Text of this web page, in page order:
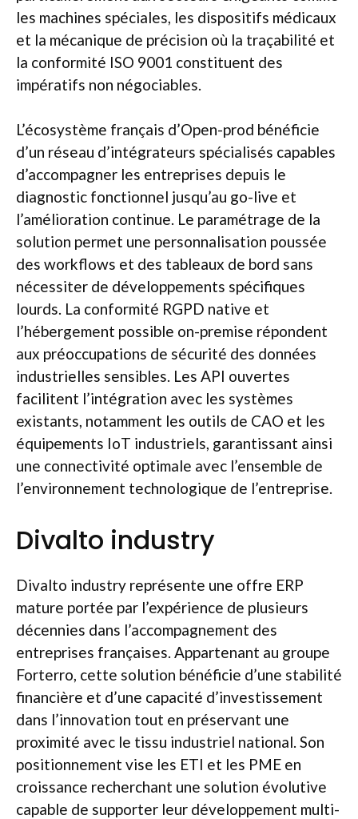
les machines spéciales, les dispositifs médicaux
et la mécanique de précision où la traçabilité et
la conformité ISO 9001 constituent des
impératifs non négociables.
L’écosystème français d’Open-prod bénéficie
d’un réseau d’intégrateurs spécialisés capables
d’accompagner les entreprises depuis le
diagnostic fonctionnel jusqu’au go-live et
l’amélioration continue. Le paramétrage de la
solution permet une personnalisation poussée
des workflows et des tableaux de bord sans
nécessiter de développements spécifiques
lourds. La conformité RGPD native et
l’hébergement possible on-premise répondent
aux préoccupations de sécurité des données
industrielles sensibles. Les API ouvertes
facilitent l’intégration avec les systèmes
existants, notamment les outils de CAO et les
équipements IoT industriels, garantissant ainsi
une connectivité optimale avec l’ensemble de
l’environnement technologique de l’entreprise.
Divalto industry
Divalto industry représente une offre ERP
mature portée par l’expérience de plusieurs
décennies dans l’accompagnement des
entreprises françaises. Appartenant au groupe
Forterro, cette solution bénéficie d’une stabilité
financière et d’une capacité d’investissement
dans l’innovation tout en préservant une
proximité avec le tissu industriel national. Son
positionnement vise les ETI et les PME en
croissance recherchant une solution évolutive
capable de supporter leur développement multi-